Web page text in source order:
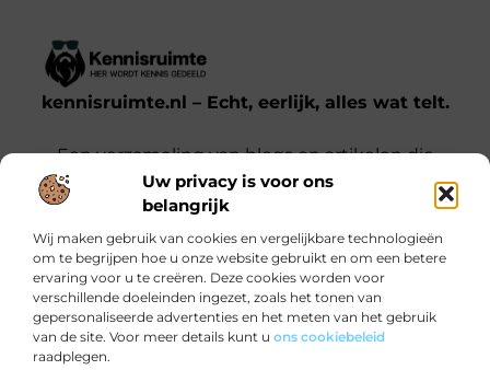
Uw privacy is voor ons
belangrijk
Wij maken gebruik van cookies en vergelijkbare technologieën
om te begrijpen hoe u onze website gebruikt en om een betere
ervaring voor u te creëren. Deze cookies worden voor
verschillende doeleinden ingezet, zoals het tonen van
gepersonaliseerde advertenties en het meten van het gebruik
van de site. Voor meer details kunt u ons cookiebeleid
raadplegen.
kennisruimte.nl – Echt, eerlijk, alles wat telt.
Een verzameling van blogs en artikelen die
een breed scala aan onderwerpen uit het
dagelijks leven behandelen.
Onze informatie
Bericht categorie